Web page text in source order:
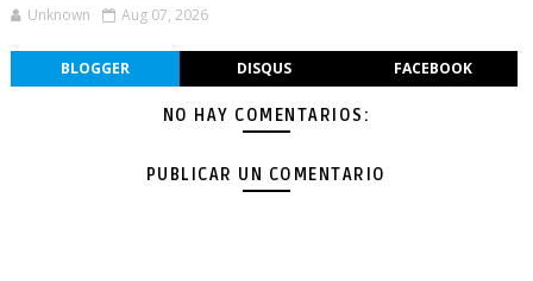
Unknown Aug 07, 2026
BLOGGER DISQUS FACEBOOK
NO HAY COMENTARIOS:
PUBLICAR UN COMENTARIO